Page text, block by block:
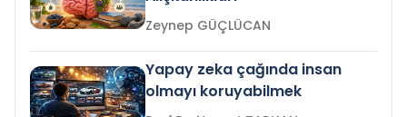
Zeynep GÜÇLÜCAN
Yapay zeka çağında insan
olmayı koruyabilmek